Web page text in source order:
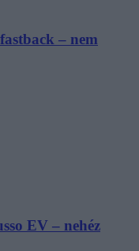
– nem
EV – nehéz